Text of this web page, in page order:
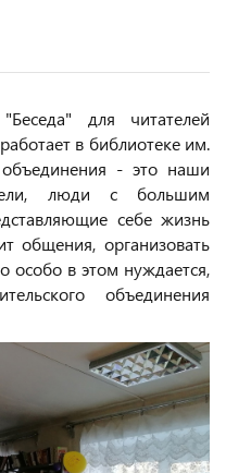
для читателей
в библиотеке им.
- это наши
люди с большим
себе жизнь
общения, организовать
особо в этом нуждается,
объединения